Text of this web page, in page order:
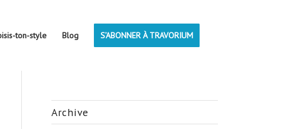
ton-style Blog S’ABONNER À TRAVORIUM
Archive